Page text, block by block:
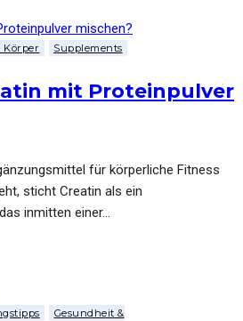
Körper Supplements
mit Proteinpulver
für körperliche Fitness
sticht Creatin als ein
inmitten einer...
Gesundheit &